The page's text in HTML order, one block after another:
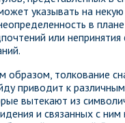
указывать на
в
или непринятия
образом, толкование
приводит к
вытекают из
и связанных с